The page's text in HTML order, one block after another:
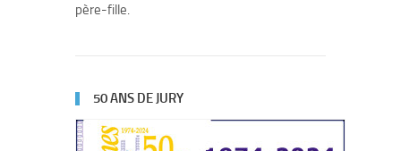
père-fille.
50 ANS DE JURY